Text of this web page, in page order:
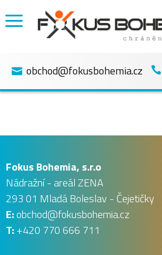
 obchod@fokusbohemia.cz 
Fokus Bohemia, s.r.o
Nádražní - areál ZENA
293 01 Mladá Boleslav - Čejetičky
E:obchod@fokusbohemia.cz
T:+420 770 666 711